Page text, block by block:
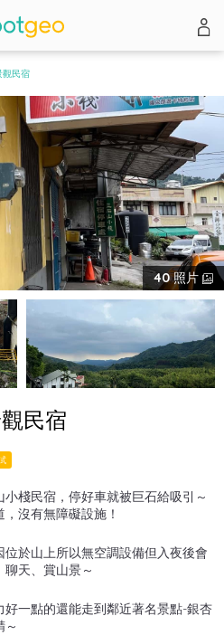
觀民宿
40照片
民宿
棧民宿，停好車就被巨石給吸引～
沒有無障礙設施！
於山上所以無空調設備但入夜後會
天、賞山景～
一點的還能走到鄰近著名景點-銀杏
～